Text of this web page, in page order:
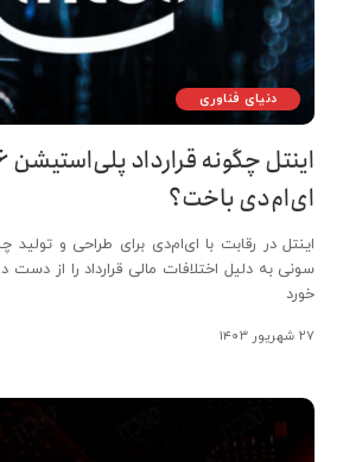
دنیای فناوری
ای‌ام‌دی باخت؟
سونی به دلیل اختلافات مالی قرارداد را از
خورد
۲۷ شهریور ۱۴۰۳